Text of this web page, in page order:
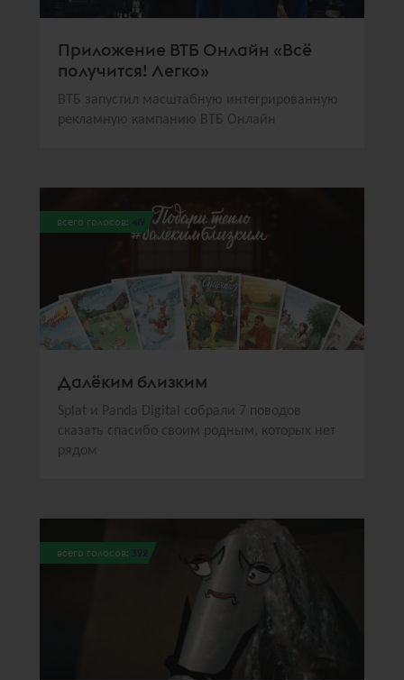
Приложение ВТБ Онлайн «Всё
получится! Легко»
ВТБ запустил масштабную интегрированную
рекламную кампанию ВТБ Онлайн
всего голосов: 419
Далёким близким
Splat и Panda Digital собрали 7 поводов
сказать спасибо своим родным, которых нет
рядом
всего голосов: 392